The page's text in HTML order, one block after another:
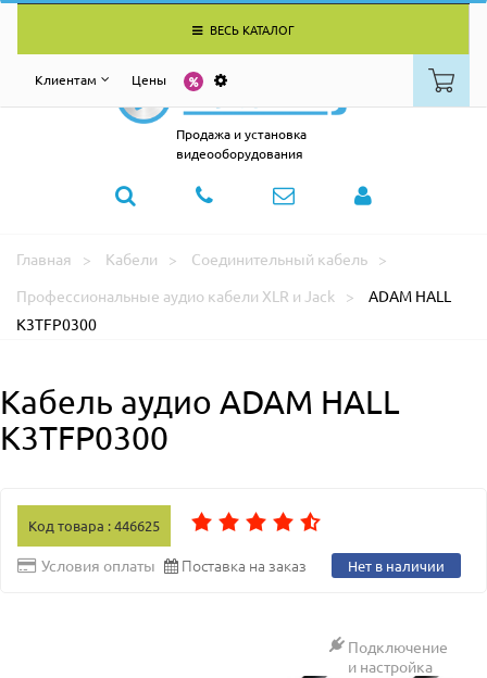
ВЕСЬ КАТАЛОГ
Клиентам Цены
Продажа и установка
видеооборудования
Главная Кабели
Соединительный кабель
Профессиональные аудио кабели XLR и Jack
ADAM HALL
K3TFP0300
Кабель аудио ADAM HALL
K3TFP0300
Код товара : 446625
Условия оплаты Поставка на заказ Нет в наличии
Подключение
и настройка